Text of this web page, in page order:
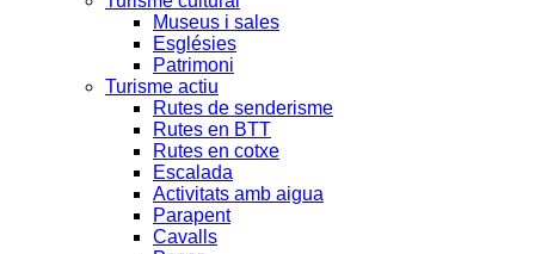
Museus i sales
Esglésies
Patrimoni
Turisme actiu
Rutes de senderisme
Rutes en BTT
Rutes en cotxe
Escalada
Activitats amb aigua
Parapent
Cavalls